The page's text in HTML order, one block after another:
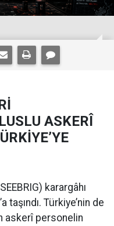
ASKERÎ
karargâhı
taşındı. Türkiye’nin de
askerî personelin